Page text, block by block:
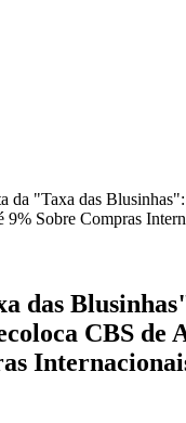
da "Taxa das
9% Sobre Compras
das
CBS de